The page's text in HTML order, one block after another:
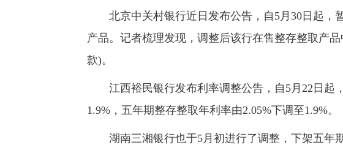
北京中关村银行近日发布公告，自5月30日起，
产品。记者梳理发现，调整后该行在售整存整取产
款)。
江西裕民银行发布利率调整公告，自5月22日起
1.9%，五年期整存整取年利率由2.05%下调至1.9%。
湖南三湘银行也于5月初进行了调整，下架五年